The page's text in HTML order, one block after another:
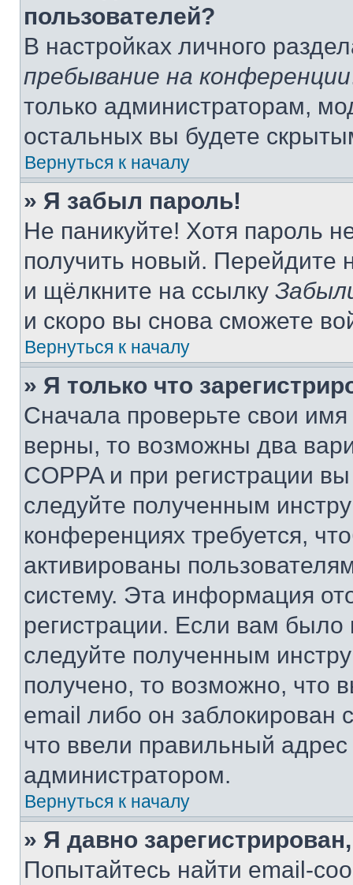
пользователей?
В настройках личного
пребывание на конференции
только администраторам,
остальных вы будете
Вернуться к началу
» Я забыл пароль!
Не паникуйте! Хотя пароль
получить новый. Перейдите
и щёлкните на ссылку
и скоро вы снова сможете
Вернуться к началу
» Я только что
Сначала проверьте свои
верны, то возможны два
COPPA и при регистрации
следуйте полученным
конференциях требуется,
активированы
систему. Эта информация
регистрации. Если вам
следуйте полученным
получено, то возможно, что
email либо он
что ввели правильный адрес
администратором.
Вернуться к началу
» Я давно
Попытайтесь найти email-